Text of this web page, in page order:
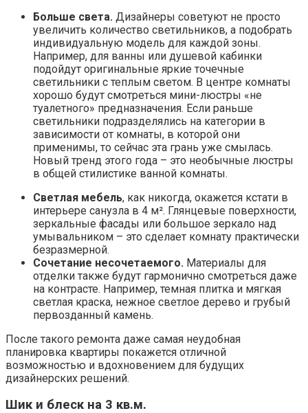
Больше света. Дизайнеры советуют не просто
увеличить количество светильников, а подобрать
индивидуальную модель для каждой зоны.
Например, для ванны или душевой кабинки
подойдут оригинальные яркие точечные
светильники с теплым светом. В центре комнаты
хорошо будут смотреться мини-люстры «не
туалетного» предназначения. Если раньше
светильники подразделялись на категории в
зависимости от комнаты, в которой они
применимы, то сейчас эта грань уже смылась.
Новый тренд этого года – это необычные люстры
в общей стилистике ванной комнаты.
Светлая мебель, как никогда, окажется кстати в
интерьере санузла в 4 м². Глянцевые поверхности,
зеркальные фасады или большое зеркало над
умывальником – это сделает комнату практически
безразмерной.
Сочетание несочетаемого. Материалы для
отделки также будут гармонично смотреться даже
на контрасте. Например, темная плитка и мягкая
светлая краска, нежное светлое дерево и грубый
первозданный камень.
После такого ремонта даже самая неудобная
планировка квартиры покажется отличной
возможностью и вдохновением для будущих
дизайнерских решений.
Шик и блеск на 3 кв.м.